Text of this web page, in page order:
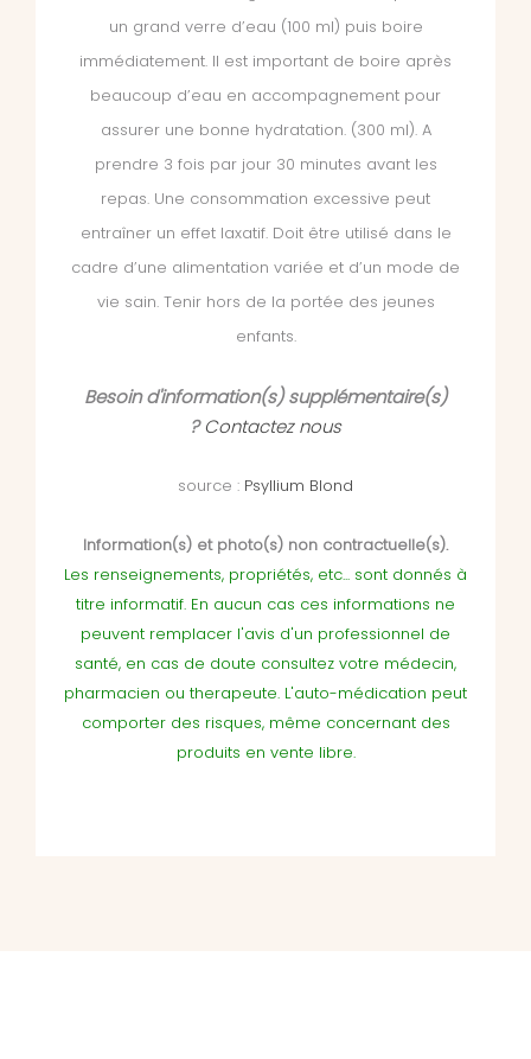
un grand verre d’eau (100 ml) puis boire
immédiatement. Il est important de boire après
beaucoup d’eau en accompagnement pour
assurer une bonne hydratation. (300 ml). A
prendre 3 fois par jour 30 minutes avant les
repas. Une consommation excessive peut
entraîner un effet laxatif. Doit être utilisé dans le
cadre d’une alimentation variée et d’un mode de
vie sain. Tenir hors de la portée des jeunes
enfants.
Besoin d'information(s) supplémentaire(s)
?Contactez nous
source : Psyllium Blond
Information(s) et photo(s) non contractuelle(s).
Les renseignements, propriétés, etc... sont donnés à
titre informatif. En aucun cas ces informations ne
peuvent remplacer l'avis d'un professionnel de
santé, en cas de doute consultez votre médecin,
pharmacien ou therapeute. L'auto-médication peut
comporter des risques, même concernant des
produits en vente libre.